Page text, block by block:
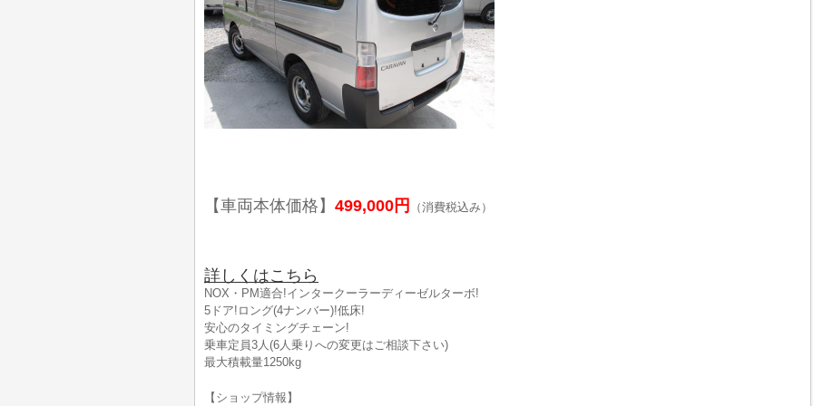
【車両本体価格】 499,000円 （消費税込み）
詳しくはこちら
NOX・PM適合!インタークーラーディーゼルターボ!
5ドア!ロング(4ナンバー)!低床!
安心のタイミングチェーン!
乗車定員3人(6人乗りへの変更はご相談下さい)
最大積載量1250kg
【ショップ情報】